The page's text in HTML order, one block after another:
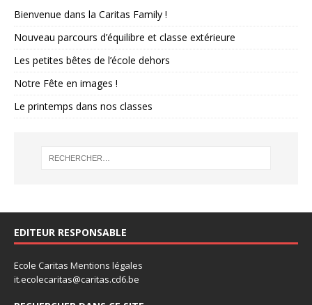
Bienvenue dans la Caritas Family !
Nouveau parcours d’équilibre et classe extérieure
Les petites bêtes de l’école dehors
Notre Fête en images !
Le printemps dans nos classes
EDITEUR RESPONSABLE
Ecole Caritas Mentions légales
it.ecolecaritas@caritas.cd6.be